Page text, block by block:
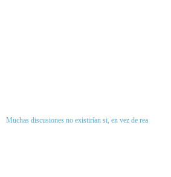
Muchas discusiones no existirían si, en vez de rea